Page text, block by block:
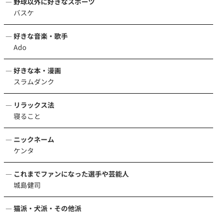
バスケ
好きな音楽・歌手
Ado
好きな本・漫画
スラムダンク
リラックス法
寝ること
ニックネーム
ケンタ
これまでファンになった選手や芸能人
城島健司
猫派・犬派・その他派